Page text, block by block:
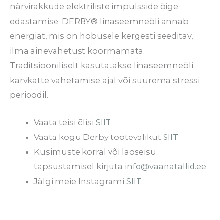
närvirakkude elektriliste impulsside õige
edastamise. DERBY® linaseemneõli annab
energiat, mis on hobusele kergesti seeditav,
ilma ainevahetust koormamata.
Traditsiooniliselt kasutatakse linaseemneõli
karvkatte vahetamise ajal või suurema stressi
perioodil.
Vaata teisi õlisiSIIT
Vaata kogu Derby tootevalikutSIIT
Küsimuste korral või laoseisu
täpsustamisel kirjuta info@vaanatallid.ee
Jälgi meie InstagramiSIIT